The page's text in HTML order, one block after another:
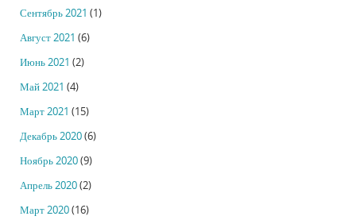
Сентябрь 2021 (1)
Август 2021 (6)
Июнь 2021 (2)
Май 2021 (4)
Март 2021 (15)
Декабрь 2020(6)
Ноябрь 2020(9)
Апрель 2020(2)
Март 2020(16)